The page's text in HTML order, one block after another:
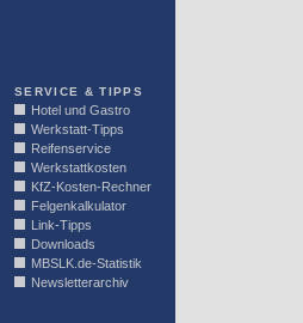
SERVICE & TIPPS
Hotel und Gastro
Werkstatt-Tipps
Reifenservice
Werkstattkosten
KfZ-Kosten-Rechner
Felgenkalkulator
Link-Tipps
Downloads
MBSLK.de-Statistik
Newsletterarchiv